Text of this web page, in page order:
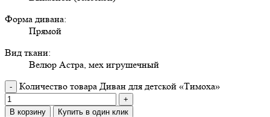
Форма дивана:
Прямой
Вид ткани:
Велюр Астра, мех игрушечный
Количество товара Диван для детской «Тимоха»
В корзину Купить в один клик